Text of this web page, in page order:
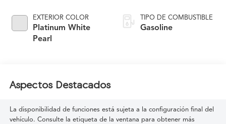
EXTERIOR COLOR
Platinum White
Pearl
TIPO DE COMBUSTIBLE
Gasoline
Aspectos Destacados
La disponibilidad de funciones está sujeta a la configuración final del
vehículo. Consulte la etiqueta de la ventana para obtener más